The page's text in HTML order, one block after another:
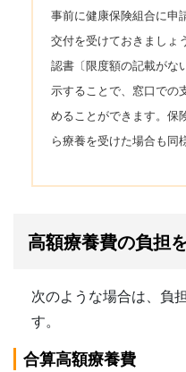
事前に健康保険組合に申
交付を受けておきましょ
認書〔限度額の記載がな
示することで、窓口での
めることができます。保
ら療養を受けた場合も同
高額療養費の負担
次のような場合は、負
す。
合算高額療養費